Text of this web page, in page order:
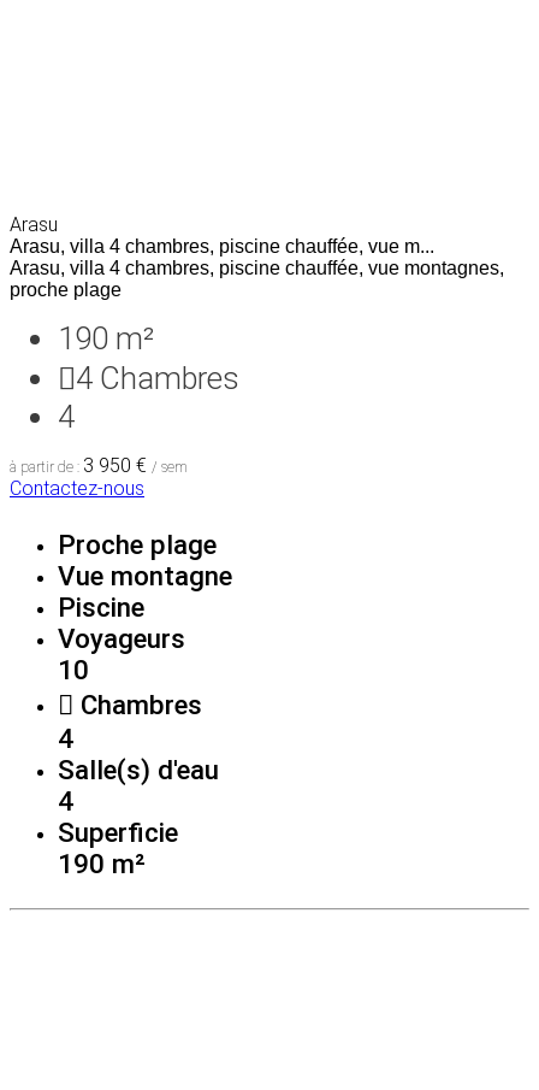
Arasu
Arasu, villa 4 chambres, piscine chauffée, vue m...
Arasu, villa 4 chambres, piscine chauffée, vue montagnes,
proche plage
190 m²
4 Chambres
4
à partir de : 3 950 € / sem
Contactez-nous
Proche plage
Vue montagne
Piscine
Voyageurs
10
Chambres
4
Salle(s) d'eau
4
Superficie
190 m²